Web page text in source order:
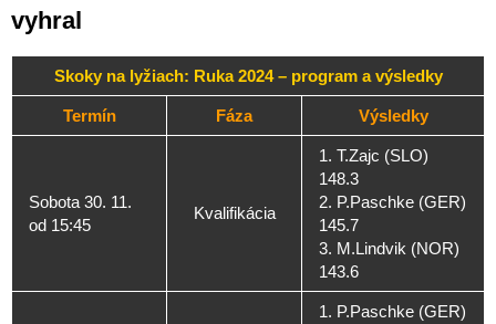
vyhral
Skoky na lyžiach: Ruka 2024 – program a výsledky
Termín Fáza Výsledky
Sobota 30. 11.
od 15:45
Kvalifikácia
1. T.Zajc (SLO)
148.3
2. P.Paschke (GER)
145.7
3. M.Lindvik (NOR)
143.6
1. P.Paschke (GER)